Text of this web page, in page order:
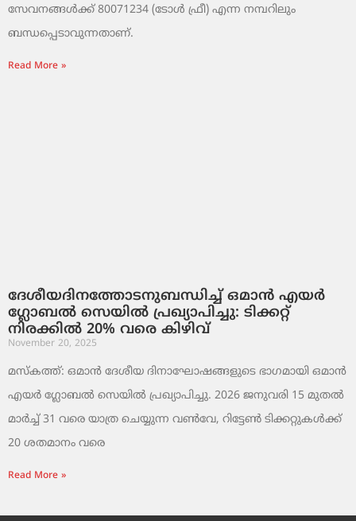
സേവനങ്ങൾക്ക് 80071234 (ടോൾ ഫ്രീ) എന്ന നമ്പറിലും
ബന്ധപ്പെടാവുന്നതാണ്.
Read More »
ദേശീയദിനത്തോടനുബന്ധിച്ച് ഒമാൻ എയർ
ഗ്ലോബൽ സെയിൽ പ്രഖ്യാപിച്ചു: ടിക്കറ്റ്
നിരക്കിൽ 20% വരെ കിഴിവ്
November 20, 2025
മസ്‌കത്ത്: ഒമാൻ ദേശീയ ദിനാഘോഷങ്ങളുടെ ഭാഗമായി ഒമാൻ
എയർ ഗ്ലോബൽ സെയിൽ പ്രഖ്യാപിച്ചു. 2026 ജനുവരി 15 മുതൽ
മാർച്ച് 31 വരെ യാത്ര ചെയ്യുന്ന വൺവേ, റിട്ടേൺ ടിക്കറ്റുകൾക്ക്
20 ശതമാനം വരെ
Read More »